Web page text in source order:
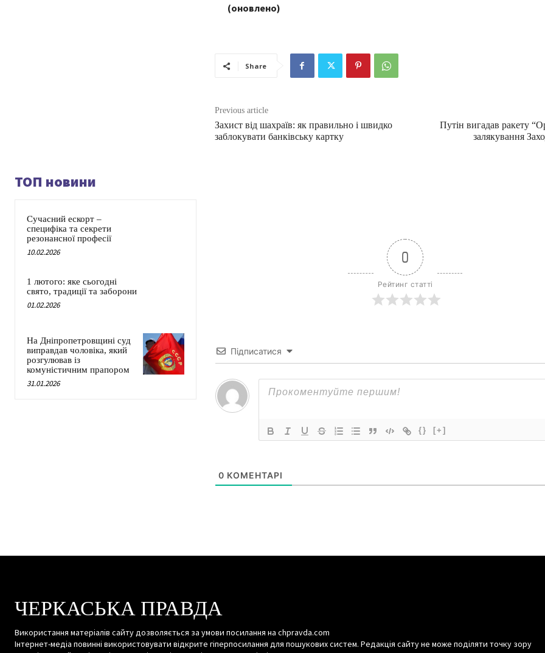
(оновлено)
Share
Previous article
Захист від шахраїв: як правильно і швидко
заблокувати банківську картку
Путін вигадав ракету
залякування
ТОП новини
Сучасний ескорт –
специфіка та секрети
резонансної професії
10.02.2026
1 лютого: яке сьогодні
свято, традиції та заборони
01.02.2026
На Дніпропетровщині суд
виправдав чоловіка, який
розгулював із
комуністичним прапором
31.01.2026
0
Рейтинг статті
Підписатися
{} [+]
0 КОМЕНТАРІ
ЧЕРКАСЬКА ПРАВДА
Використання матеріалів сайту дозволяється за умови посилання на chpravda.com
Інтернет-медіа повинні використовувати відкрите гіперпосилання для пошукових систем. Редакція сайту не може поділяти точку зору